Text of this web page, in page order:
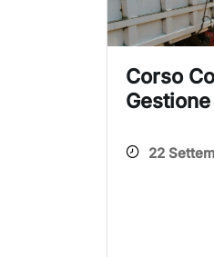
Corso
22